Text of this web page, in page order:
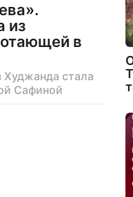
из
в
Худжанда стала
Сафиной